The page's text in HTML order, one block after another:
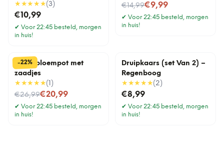
★★★★★(3)
€10,99
✔ Voor 22:45 besteld, morgen
in huis!
€14,99
Nu voor€9,99
✔ Voor 22:45 besteld, morgen
in huis!
-22%
Lama bloempot met
zaadjes
★★★★★( 1 )
€26,99
Nu voor€20,99
✔ Voor 22:45 besteld, morgen
in huis!
Druipkaars (set Van 2) –
Regenboog
★★★★★(2 )
€8,99
✔ Voor 22:45 besteld, morgen
in huis!